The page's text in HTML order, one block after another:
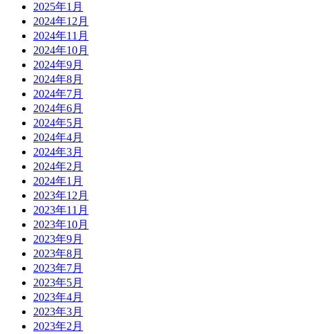
2025年1月
2024年12月
2024年11月
2024年10月
2024年9月
2024年8月
2024年7月
2024年6月
2024年5月
2024年4月
2024年3月
2024年2月
2024年1月
2023年12月
2023年11月
2023年10月
2023年9月
2023年8月
2023年7月
2023年5月
2023年4月
2023年3月
2023年2月